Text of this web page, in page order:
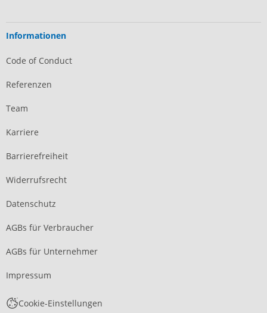
Informationen
Code of Conduct
Referenzen
Team
Karriere
Barrierefreiheit
Widerrufsrecht
Datenschutz
AGBs für Verbraucher
AGBs für Unternehmer
Impressum
Cookie-Einstellungen